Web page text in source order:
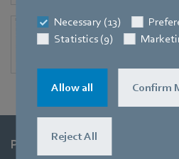
Necessary (13)
Statistics (9)
Allow all Confirm
Reject All
EN
Produkty